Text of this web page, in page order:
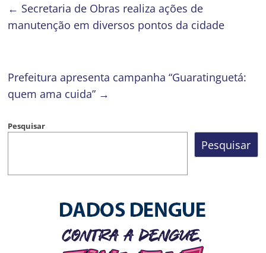
← Secretaria de Obras realiza ações de
manutenção em diversos pontos da cidade
Prefeitura apresenta campanha “Guaratinguetá:
quem ama cuida” →
Pesquisar
Pesquisar